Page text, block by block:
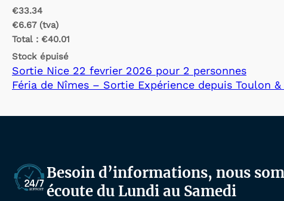
€33.34
€6.67 (tva)
Total : €40.01
Stock épuisé
Sortie Nice 22 fevrier 2026 pour 2 personnes
Féria de Nîmes – Sortie Expérience depuis Toulon &
Besoin d’informations, nous
écoute du Lundi au Samedi